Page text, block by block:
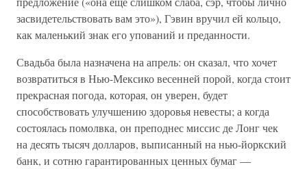
засвидетельствовать вам это»), Гэвин вручил ей кольцо,
как маленький знак его упований и преданности.
Свадьба была назначена на апрель: он сказал, что хочет
возвратиться в Нью-Мексико весенней порой, когда стоит
прекрасная погода, которая, он уверен, будет
способствовать улучшению здоровья невесты; а когда
состоялась помолвка, он преподнес миссис де Лонг чек
на десять тысяч долларов, выписанный на нью-йоркский
банк, и сотню гарантированных ценных бумаг —